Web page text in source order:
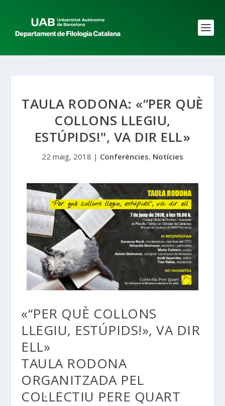
TAULA RODONA: «“PER QUÈ
COLLONS LLEGIU,
ESTÚPIDS!", VA DIR ELL»
22 maig, 2018 | Conferències, Notícies
«“PER QUÈ COLLONS
LLEGIU, ESTÚPIDS!», VA DIR
ELL»
TAULA RODONA
ORGANITZADA PEL
COL·LECTIU PERE QUART